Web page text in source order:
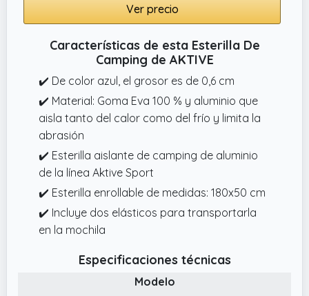
Ver precio
Características de esta Esterilla De
Camping de AKTIVE
✔️ De color azul, el grosor es de 0,6 cm
✔️ Material: Goma Eva 100 % y aluminio que
aisla tanto del calor como del frío y limita la
abrasión
✔️ Esterilla aislante de camping de aluminio
de la línea Aktive Sport
✔️ Esterilla enrollable de medidas: 180x50 cm
✔️ Incluye dos elásticos para transportarla
en la mochila
Especificaciones técnicas
Modelo